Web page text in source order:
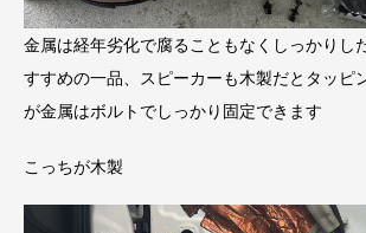
金属は経年劣化で腐ることもなくしっかりし
すすめの一品、スピーカーも木製だとタッピ
が金属はボルトでしっかり固定できます
こっちが木製